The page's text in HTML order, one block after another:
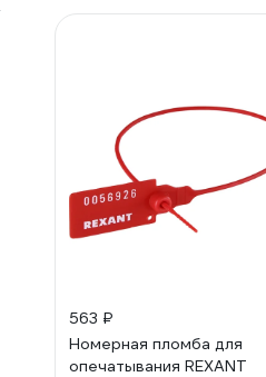
563 ₽
Номерная пломба для
опечатывания REXANT